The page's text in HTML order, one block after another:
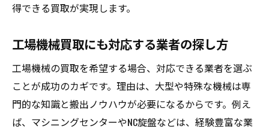
得できる買取が実現します。
工場機械買取にも対応する業者の探し方
工場機械の買取を希望する場合、対応できる業者を選ぶ
ことが成功のカギです。理由は、大型や特殊な機械は専
門的な知識と搬出ノウハウが必要になるからです。例え
ば、マシニングセンターやNC旋盤などは、経験豊富な業